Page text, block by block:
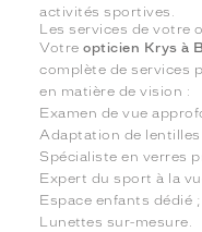
activités sportives.
Les services de votre
Votreopticien Krys à
complète de services
en matière de vision :
Examen de vue
Adaptation de
Spécialiste en verres
Expert du sport à la
Espace enfants dédié ;
Lunettes sur-mesure.